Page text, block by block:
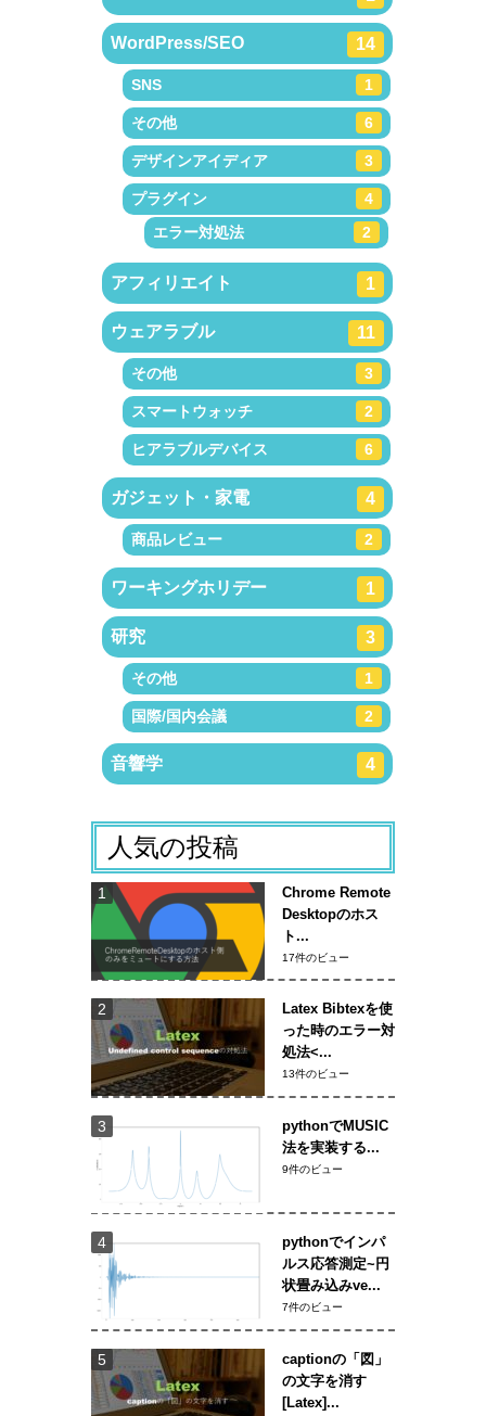
WordPress/SEO 14
SNS 1
その他 6
デザインアイディア 3
プラグイン
4
エラー対処法
2
アフィリエイト 1
ウェアラブル 11
その他 3
スマートウォッチ 2
ヒアラブルデバイス 6
ガジェット・家電 4
商品レビュー 2
ワーキングホリデー 1
研究 3
その他 1
国際/国内会議 2
音響学 4
人気の投稿
Chrome Remote
Desktopのホス
ト...
17件のビュー
Latex Bibtexを使
った時のエラー対
処法<...
13件のビュー
pythonでMUSIC
法を実装する...
9件のビュー
pythonでインパ
ルス応答測定~円
状畳み込みve...
7件のビュー
captionの「図」
の文字を消す
[Latex]...